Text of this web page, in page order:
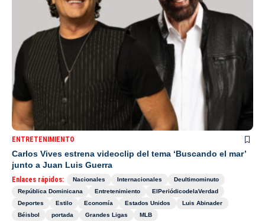
ENTRETENIMIENTO
Carlos Vives estrena videoclip del tema ‘Buscando el mar’
junto a Juan Luis Guerra
Enlaces rápidos: Nacionales Internacionales
Deultimominuto
República Dominicana
Entretenimiento
ElPeriódicodelaVerdad
Deportes
Estilo Economía Estados Unidos
Luis Abinader
Béisbol
portada Grandes Ligas MLB